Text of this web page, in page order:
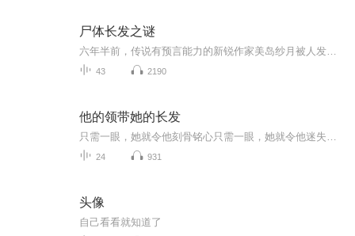
尸体长发之谜
43 2190
他的领带她的长发
24 931
头像
自己看看就知道了